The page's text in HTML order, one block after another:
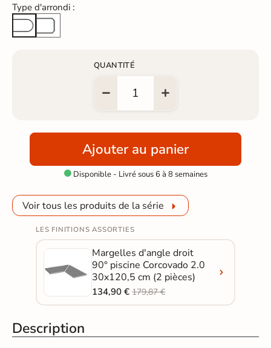
Type d'arrondi :
Arrondi totalArête cassée
QUANTITÉ
Ajouter au panier
Disponible - Livré sous 6 à 8 semaines
Voir tous les produits de la série
LES FINITIONS ASSORTIES
Margelles d'angle droit
90° piscine Corcovado 2.0
30x120,5 cm (2 pièces)
134,90 €179,87 €
Description